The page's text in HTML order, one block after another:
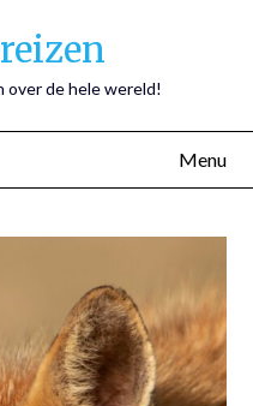
over de hele wereld!
Menu